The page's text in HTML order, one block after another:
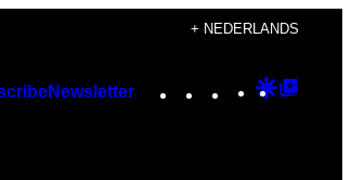
+ NEDERLANDS
Newsletter Instagram
TikTok
YouTube
Google